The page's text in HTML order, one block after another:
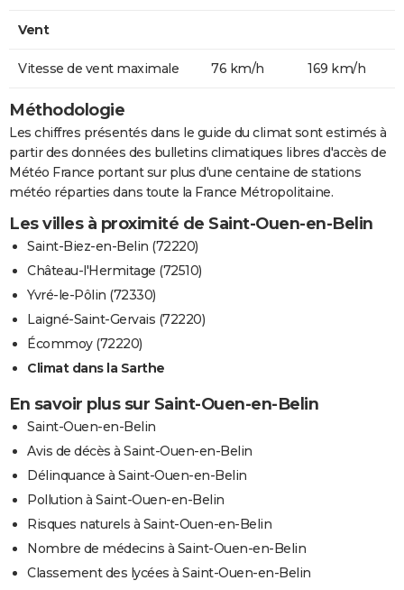
Vent
Vitesse de vent maximale 76 km/h 169 km/h
Méthodologie
Les chiffres présentés dans le guide du climat sont estimés à
partir des données des bulletins climatiques libres d'accès de
Météo France portant sur plus d'une centaine de stations
météo réparties dans toute la France Métropolitaine.
Les villes à proximité de Saint-Ouen-en-Belin
Saint-Biez-en-Belin (72220)
Château-l'Hermitage (72510)
Yvré-le-Pôlin (72330)
Laigné-Saint-Gervais (72220)
Écommoy (72220)
Climat dans la Sarthe
En savoir plus sur Saint-Ouen-en-Belin
Saint-Ouen-en-Belin
Avis de décès à Saint-Ouen-en-Belin
Délinquance à Saint-Ouen-en-Belin
Pollution à Saint-Ouen-en-Belin
Risques naturels à Saint-Ouen-en-Belin
Nombre de médecins à Saint-Ouen-en-Belin
Classement des lycées à Saint-Ouen-en-Belin